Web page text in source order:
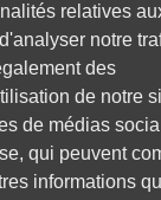
relatives
notre
des
de notre
de médias
qui peuvent
informations